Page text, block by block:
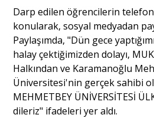
Sağlık
Darp edilen öğrencilerin
konularak, sosyal medyadan
Paylaşımda, "Dün gece
halay çektiğimizden dolayı,
Halkından ve Karamanoğlu
Üniversitesi'nin gerçek sahibi
MEHMETBEY ÜNİVERSİTESİ
dileriz" ifadeleri yer aldı.